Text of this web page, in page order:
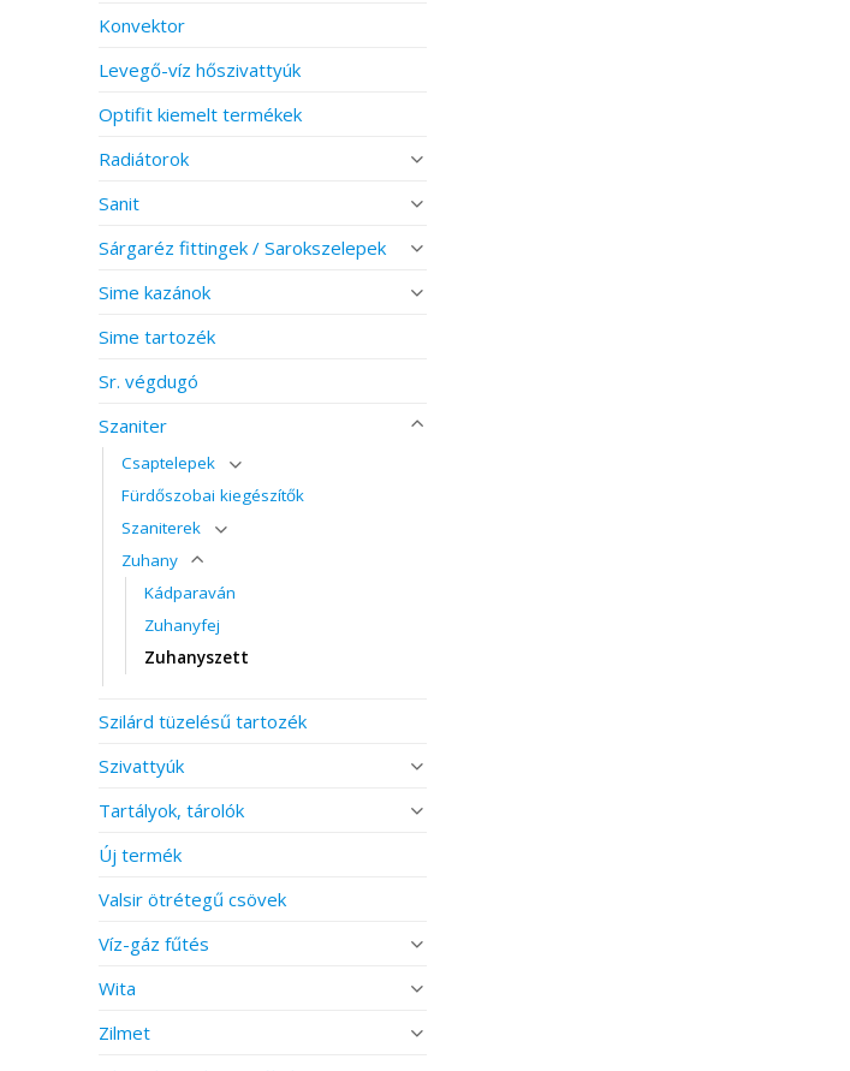
Konvektor
Levegő-víz hőszivattyúk
Optifit kiemelt termékek
Radiátorok
Sanit
Sárgaréz fittingek / Sarokszelepek
Sime kazánok
Sime tartozék
Sr. végdugó
Szaniter
Csaptelepek
Fürdőszobai kiegészítők
Szaniterek
Zuhany
Kádparaván
Zuhanyfej
Zuhanyszett
Szilárd tüzelésű tartozék
Szivattyúk
Tartályok, tárolók
Új termék
Valsir ötrétegű csövek
Víz-gáz fűtés
Wita
Zilmet